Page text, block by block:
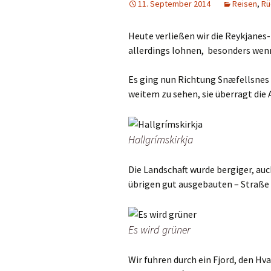
11. September 2014 Reisen,
Heute verließen wir die
allerdings lohnen, besonders
Es ging nun Richtung
weitem zu sehen, sie überragt
Hallgrímskirkja
Die Landschaft wurde bergiger,
übrigen gut ausgebauten – Straße
Es wird grüner
Wir fuhren durch ein Fjord, den